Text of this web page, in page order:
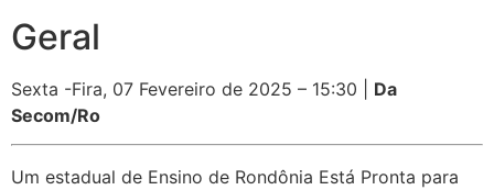
Geral
Sexta -Fira, 07 Fevereiro de 2025 – 15:30 | Da
Secom/Ro
Um estadual de Ensino de Rondônia Está Pronta para